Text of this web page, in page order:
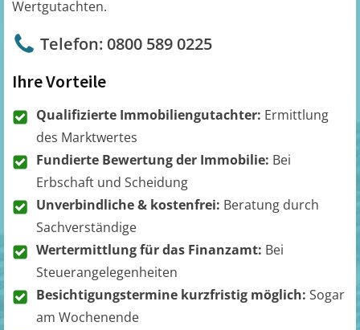
Wertgutachten.
Telefon: 0800 589 0225
Ihre Vorteile
Qualifizierte Immobiliengutachter: Ermittlung
des Marktwertes
Fundierte Bewertung der Immobilie: Bei
Erbschaft und Scheidung
Unverbindliche & kostenfrei: Beratung durch
Sachverständige
Wertermittlung für das Finanzamt: Bei
Steuerangelegenheiten
Besichtigungstermine kurzfristig möglich: Sogar
am Wochenende